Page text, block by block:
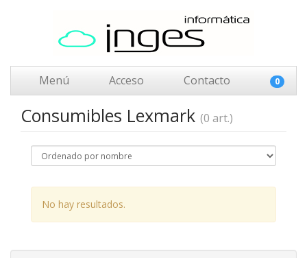
Menú Acceso Contacto 0
Consumibles Lexmark (0 art.)
No hay resultados.